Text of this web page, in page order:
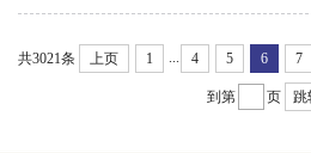
共3021条 上页 1 ... 4 5 6 7
到第 页 跳